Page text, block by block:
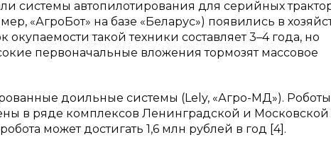
системы автопилотирования для серийных
«АгроБот» на базе «Беларус») появились в
такой техники составляет 3–4 года, но
первоначальные вложения тормозят массовое
доильные системы (Lely, «Агро-МД»).
в ряде комплексов Ленинградской и Московской
может достигать 1,6 млн рублей в год [4].